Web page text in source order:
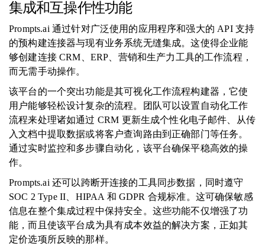
集成和互操作性功能
Prompts.ai 通过针对广泛使用的应用程序和强大的 API 支持
的预构建连接器与现有业务系统无缝集成。这使得企业能
够创建连接 CRM、ERP、营销和生产力工具的工作流程，
而无需手动操作。
该平台的一个突出功能是其可视化工作流程构建器，它使
用户能够轻松设计复杂的流程。团队可以设置自动化工作
流程来处理诸如通过 CRM 更新生成个性化电子邮件、从传
入文档中提取数据或将客户查询路由到正确部门等任务。
通过实时监控和多步骤自动化，该平台确保平稳高效的操
作。
Prompts.ai 还可以跨断开连接的工具同步数据，同时遵守
SOC 2 Type II、HIPAA 和 GDPR 合规标准。这可确保敏感
信息在整个集成过程中保持安全。这些功能不仅增强了功
能，而且使该平台成为具有成本效益的解决方案，正如其
定价选项所反映的那样。